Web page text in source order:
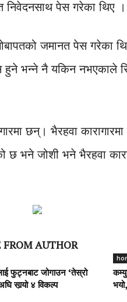
पेस गरेका थिए ।
जमानत पेस गरेका
भन्ने नै यकिन नभएकाले
छन्। भैरहवा
छ भने जोशी भने भैरहवा
FROM AUTHOR
फुट्नबाट जोगाउन ‘तेस्रो
सार्‍यो ४ विकल्प